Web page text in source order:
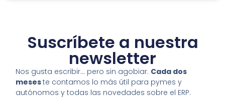
Suscríbete a nuestra
newsletter
Nos gusta escribir… pero sin agobiar. Cada dos
meseste contamos lo más útil para pymes y
autónomos y todas las novedades sobre el ERP.